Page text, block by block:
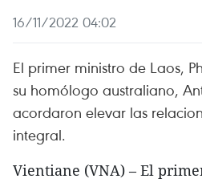
16/11/2022 04:02
El primer ministro de Laos,
su homólogo australiano,
acordaron elevar las
integral.
Vientiane (VNA) – El